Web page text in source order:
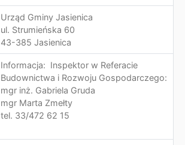
Urząd Gminy Jasienica
ul. Strumieńska 60
43-385 Jasienica
Informacja: Inspektor w Referacie
Budownictwa i Rozwoju Gospodarczego:
mgr inż. Gabriela Gruda
mgr Marta Zmełty
tel. 33/472 62 15